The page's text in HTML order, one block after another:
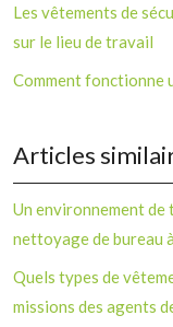
Les vêtements de
sur le lieu de travail
Comment fonctionne
Articles
Un environnement de
nettoyage de bureau
Quels types de
missions des agents